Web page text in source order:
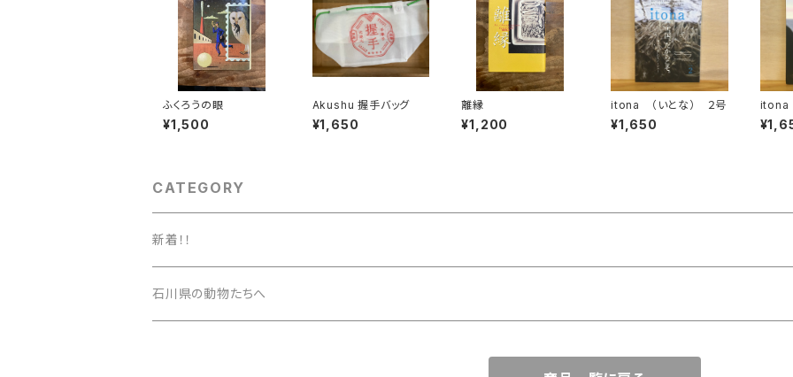
ふくろうの眼
¥1,500
Akushu 握手バッグ
¥1,650
離縁
¥1,200
itona （いとな） ２号
¥1,650
itona
CATEGORY
新着！！
石川県の動物たちへ